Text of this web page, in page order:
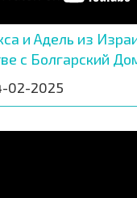
и Адель из
с Болгарский
02-2025